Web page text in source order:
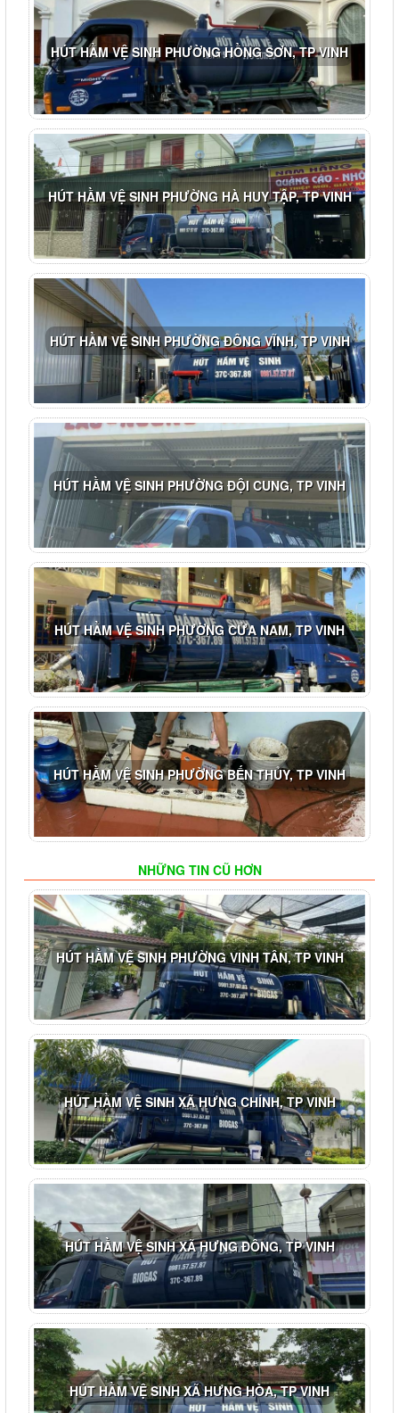
HÚT HẦM VỆ SINH PHƯỜNG HỒNG SƠN, TP VINH
HÚT HẦM VỆ SINH PHƯỜNG HÀ HUY TẬP, TP VINH
HÚT HẦM VỆ SINH PHƯỜNG ĐÔNG VĨNH, TP VINH
HÚT HẦM VỆ SINH PHƯỜNG ĐỘI CUNG, TP VINH
HÚT HẦM VỆ SINH PHƯỜNG CỬA NAM, TP VINH
HÚT HẦM VỆ SINH PHƯỜNG BẾN THỦY, TP VINH
NHỮNG TIN CŨ HƠN
HÚT HẦM VỆ SINH PHƯỜNG VINH TÂN, TP VINH
HÚT HẦM VỆ SINH XÃ HƯNG CHÍNH, TP VINH
HÚT HẦM VỆ SINH XÃ HƯNG ĐÔNG, TP VINH
HÚT HẦM VỆ SINH XÃ HƯNG HÒA, TP VINH